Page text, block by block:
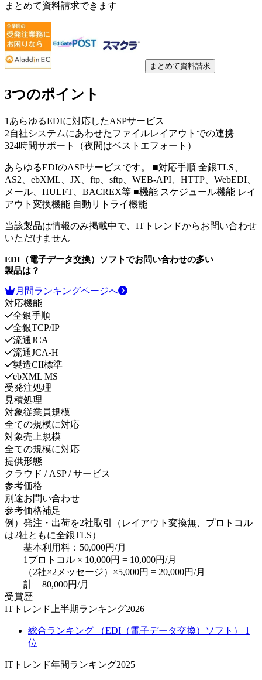
まとめて資料請求できます
まとめて資料請求
3つのポイント
1 あらゆるEDIに対応したASPサービス
2自社システムにあわせたファイルレイアウトでの連携
324時間サポート（夜間はベストエフォート）
あらゆるEDIのASPサービスです。 ■対応手順 全銀TLS、
AS2、ebXML、JX、ftp、sftp、WEB-API、HTTP、WebEDI、
メール、HULFT、BACREX等 ■機能 スケジュール機能 レイ
アウト変換機能 自動リトライ機能
当該製品は情報のみ掲載中で、ITトレンドからお問い合わせ
いただけません
EDI（電子データ交換）ソフトでお問い合わせの多い
製品は？
月間ランキングページへ
対応機能
全銀手順
全銀TCP/IP
流通JCA
流通JCA-H
製造CII標準
ebXML MS
受発注処理
見積処理
対象従業員規模
全ての規模に対応
対象売上規模
全ての規模に対応
提供形態
クラウド / ASP / サービス
参考価格
別途お問い合わせ
参考価格補足
例）発注・出荷を2社取引（レイアウト変換無、プロトコル
は2社ともに全銀TLS）
基本利用料：50,000円/月
1プロトコル × 10,000円 = 10,000円/月
（2社×2メッセージ）×5,000円 = 20,000円/月
計 80,000円/月
受賞歴
ITトレンド上半期ランキング2026
総合ランキング （EDI（電子データ交換）ソフト） 1
位
ITトレンド年間ランキング2025